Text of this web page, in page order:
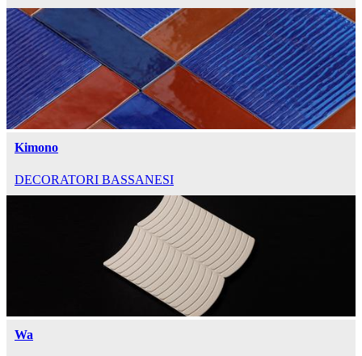
Kimono
DECORATORI BASSANESI
Wa